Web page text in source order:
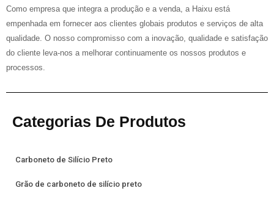
Como empresa que integra a produção e a venda, a Haixu está
empenhada em fornecer aos clientes globais produtos e serviços de alta
qualidade. O nosso compromisso com a inovação, qualidade e satisfação
do cliente leva-nos a melhorar continuamente os nossos produtos e
processos.
Categorias De Produtos
Carboneto de Silício Preto
Grão de carboneto de silício preto